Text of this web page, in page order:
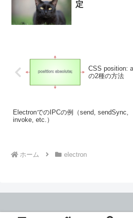
定
CSS position:
の2種の方法
ElectronでのIPCの例（send, sendSync,
invoke, etc.）
ホーム electron